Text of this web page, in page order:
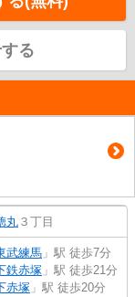
る
丸 ３丁目
武練馬 」駅 徒歩7分
鉄赤塚 」駅 徒歩21分
赤塚 」駅 徒歩20分